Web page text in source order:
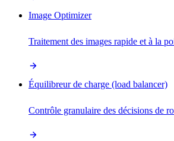
Image Optimizer
Traitement des images rapide et à la
Équilibreur de charge (load balancer)
Contrôle granulaire des décisions de